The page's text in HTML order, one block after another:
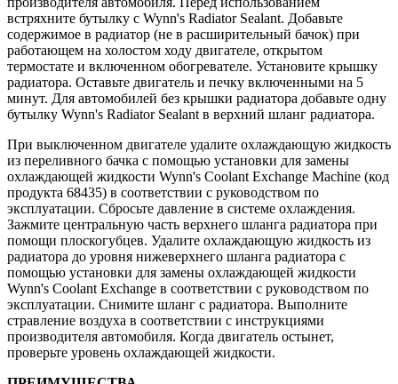
встряхните бутылку с Wynn's Radiator Sealant. Добавьте
содержимое в радиатор (не в расширительный бачок) при
работающем на холостом ходу двигателе, открытом
термостате и включенном обогревателе. Установите крышку
радиатора. Оставьте двигатель и печку включенными на 5
минут. Для автомобилей без крышки радиатора добавьте одну
бутылку Wynn's Radiator Sealant в верхний шланг радиатора.
При выключенном двигателе удалите охлаждающую жидкость
из переливного бачка с помощью установки для замены
охлаждающей жидкости Wynn's Coolant Exchange Machine (код
продукта 68435) в соответствии с руководством по
эксплуатации. Сбросьте давление в системе охлаждения.
Зажмите центральную часть верхнего шланга радиатора при
помощи плоскогубцев. Удалите охлаждающую жидкость из
радиатора до уровня нижеверхнего шланга радиатора с
помощью установки для замены охлаждающей жидкости
Wynn's Coolant Exchange в соответствии с руководством по
эксплуатации. Снимите шланг с радиатора. Выполните
стравление воздуха в соответствии с инструкциями
производителя автомобиля. Когда двигатель остынет,
проверьте уровень охлаждающей жидкости.